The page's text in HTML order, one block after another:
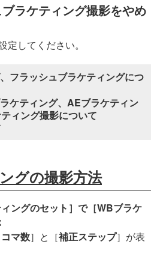
ラケティング撮影をやめ
定してください。
フラッシュブラケティングにつ
ケティング、AEブラケティン
ィング撮影について
グの撮影方法
ィングのセット］で［WBブラケ
コマ数］と［補正ステップ］が表